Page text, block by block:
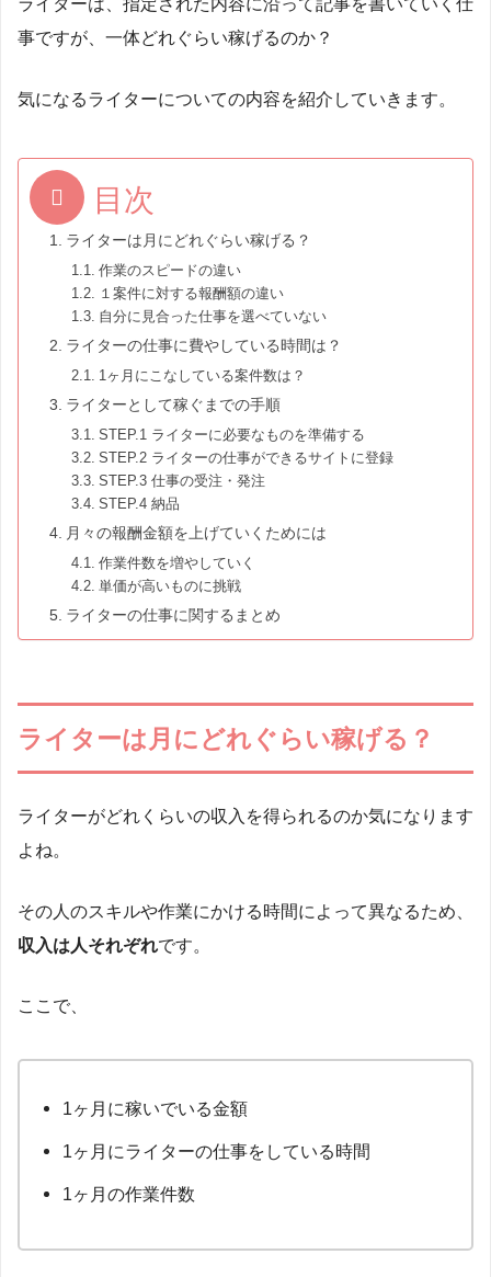
事ですが、一体どれぐらい稼げるのか？
気になるライターについての内容を紹介していきます。
目次
ライターは月にどれぐらい稼げる？
作業のスピードの違い
１案件に対する報酬額の違い
自分に見合った仕事を選べていない
ライターの仕事に費やしている時間は？
1ヶ月にこなしている案件数は？
ライターとして稼ぐまでの手順
STEP.1 ライターに必要なものを準備する
STEP.2 ライターの仕事ができるサイトに登録
STEP.3 仕事の受注・発注
STEP.4 納品
月々の報酬金額を上げていくためには
作業件数を増やしていく
単価が高いものに挑戦
ライターの仕事に関するまとめ
ライターは月にどれぐらい稼げる？
ライターがどれくらいの収入を得られるのか気になります
よね。
その人のスキルや作業にかける時間によって異なるため、
収入は人それぞれです。
ここで、
1ヶ月に稼いでいる金額
1ヶ月にライターの仕事をしている時間
1ヶ月の作業件数